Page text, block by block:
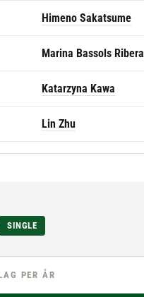
Himeno Sakatsume
Marina Bassols Ribera
Katarzyna Kawa
Lin Zhu
SINGLE
PER ÅR